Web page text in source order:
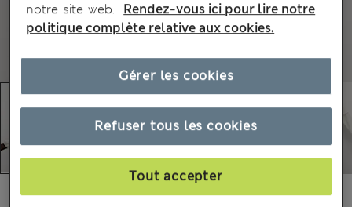
€48,00 Tous les prix incluent les taxes et les frais de douanes
notre site web.
Rendez-vous ici pour lire notre
politique complète relative aux cookies.
Refuser tous les cookies
Tout accepter
Gérer les cookies